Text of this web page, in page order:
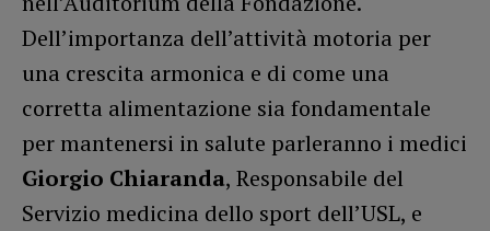
Dell’importanza dell’attività motoria per
una crescita armonica e di come una
corretta alimentazione sia fondamentale
per mantenersi in salute parleranno i medici
Giorgio Chiaranda, Responsabile del
Servizio medicina dello sport dell’USL, e